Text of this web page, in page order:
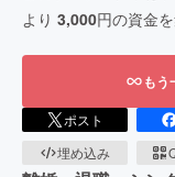
より 3,000円の資金を
もう
ポスト
埋め込み